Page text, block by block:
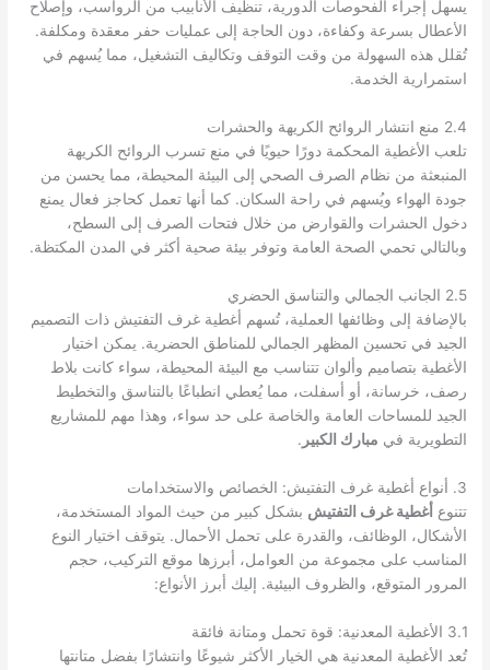
يسهل إجراء الفحوصات الدورية، تنظيف الأنابيب من الرواسب، وإصلاح
الأعطال بسرعة وكفاءة، دون الحاجة إلى عمليات حفر معقدة ومكلفة.
تُقلل هذه السهولة من وقت التوقف وتكاليف التشغيل، مما يُسهم في
استمرارية الخدمة.
2.4 منع انتشار الروائح الكريهة والحشرات
تلعب الأغطية المحكمة دورًا حيويًا في منع تسرب الروائح الكريهة
المنبعثة من نظام الصرف الصحي إلى البيئة المحيطة، مما يحسن من
جودة الهواء ويُسهم في راحة السكان. كما أنها تعمل كحاجز فعال يمنع
دخول الحشرات والقوارض من خلال فتحات الصرف إلى السطح،
وبالتالي تحمي الصحة العامة وتوفر بيئة صحية أكثر في المدن المكتظة.
2.5 الجانب الجمالي والتناسق الحضري
بالإضافة إلى وظائفها العملية، تُسهم أغطية غرف التفتيش ذات التصميم
الجيد في تحسين المظهر الجمالي للمناطق الحضرية. يمكن اختيار
الأغطية بتصاميم وألوان تتناسب مع البيئة المحيطة، سواء كانت بلاط
رصف، خرسانة، أو أسفلت، مما يُعطي انطباعًا بالتناسق والتخطيط
الجيد للمساحات العامة والخاصة على حد سواء، وهذا مهم للمشاريع
التطويرية في مبارك الكبير .
3. أنواع أغطية غرف التفتيش: الخصائص والاستخدامات
تتنوع أغطية غرف التفتيش بشكل كبير من حيث المواد المستخدمة،
الأشكال، الوظائف، والقدرة على تحمل الأحمال. يتوقف اختيار النوع
المناسب على مجموعة من العوامل، أبرزها موقع التركيب، حجم
المرور المتوقع، والظروف البيئية. إليك أبرز الأنواع:
3.1 الأغطية المعدنية: قوة تحمل ومتانة فائقة
تُعد الأغطية المعدنية هي الخيار الأكثر شيوعًا وانتشارًا بفضل متانتها